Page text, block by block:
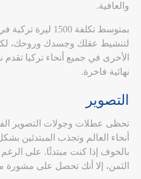
والعافية.
بمتوسط تكلفة 1500
لتنشيط عقلك وجسدك وروحك،
الأخرى في جميع أنحاء تركيا
نهائية فاخرة.
التصوير
تحظى عطلات وجولات التصوير
أنحاء العالم وتجذب المبتدئين
بالخوف إذا كنت مبتدئًا. على
الثمن، إلا أنك تحصل على